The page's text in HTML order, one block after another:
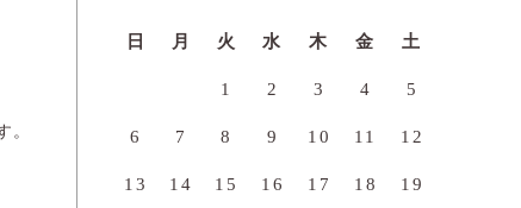
。
日 月 火 水 木 金 土
1 2 3 4 5
6 7 8 9 10 11 12
13 14 15 16 17 18 19